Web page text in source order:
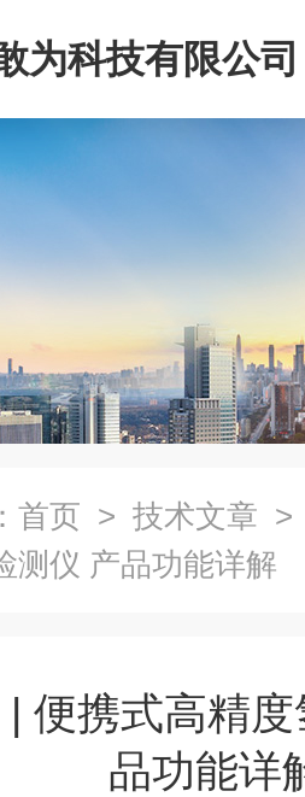
为科技有限公司
首页 > 技术文章 >
测仪 产品功能详解
便携式高精
品功能详